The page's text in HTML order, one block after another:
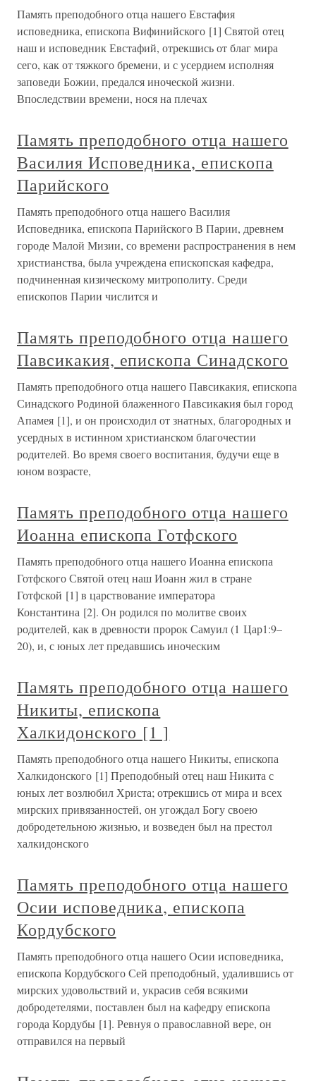
Память преподобного отца нашего Евстафия
исповедника, епископа Вифинийского [1] Святой отец
наш и исповедник Евстафий, отрекшись от благ мира
сего, как от тяжкого бремени, и с усердием исполняя
заповеди Божии, предался иноческой жизни.
Впоследствии времени, нося на плечах
Память преподобного отца нашего
Василия Исповедника, епископа
Парийского
Память преподобного отца нашего Василия
Исповедника, епископа Парийского В Парии, древнем
городе Малой Мизии, со времени распространения в нем
христианства, была учреждена епископская кафедра,
подчиненная кизическому митрополиту. Среди
епископов Парии числится и
Память преподобного отца нашего
Павсикакия, епископа Синадского
Память преподобного отца нашего Павсикакия, епископа
Синадского Родиной блаженного Павсикакия был город
Апамея [1], и он происходил от знатных, благородных и
усердных в истинном христианском благочестии
родителей. Во время своего воспитания, будучи еще в
юном возрасте,
Память преподобного отца нашего
Иоанна епископа Готфского
Память преподобного отца нашего Иоанна епископа
Готфского Святой отец наш Иоанн жил в стране
Готфской [1] в царствование императора
Константина [2]. Он родился по молитве своих
родителей, как в древности пророк Самуил (1 Цар1:9–
20), и, с юных лет предавшись иноческим
Память преподобного отца нашего
Никиты, епископа
Халкидонского [1 ]
Память преподобного отца нашего Никиты, епископа
Халкидонского [1] Преподобный отец наш Никита с
юных лет возлюбил Христа; отрекшись от мира и всех
мирских привязанностей, он угождал Богу своею
добродетельною жизнью, и возведен был на престол
халкидонского
Память преподобного отца нашего
Осии исповедника, епископа
Кордубского
Память преподобного отца нашего Осии исповедника,
епископа Кордубского Сей преподобный, удалившись от
мирских удовольствий и, украсив себя всякими
добродетелями, поставлен был на кафедру епископа
города Кордубы [1]. Ревнуя о православной вере, он
отправился на первый